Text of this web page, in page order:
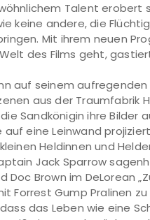
Talent erobert
keine andere, die
Mit ihrem neuen
des Films geht,
auf seinem
aus der Traumfabrik
Sandkönigin ihre Bilder
eine Leinwand
Heldinnen und
Jack Sparrow
Doc Brown im DeLorean
Forrest Gump Pralinen zu
das Leben wie eine